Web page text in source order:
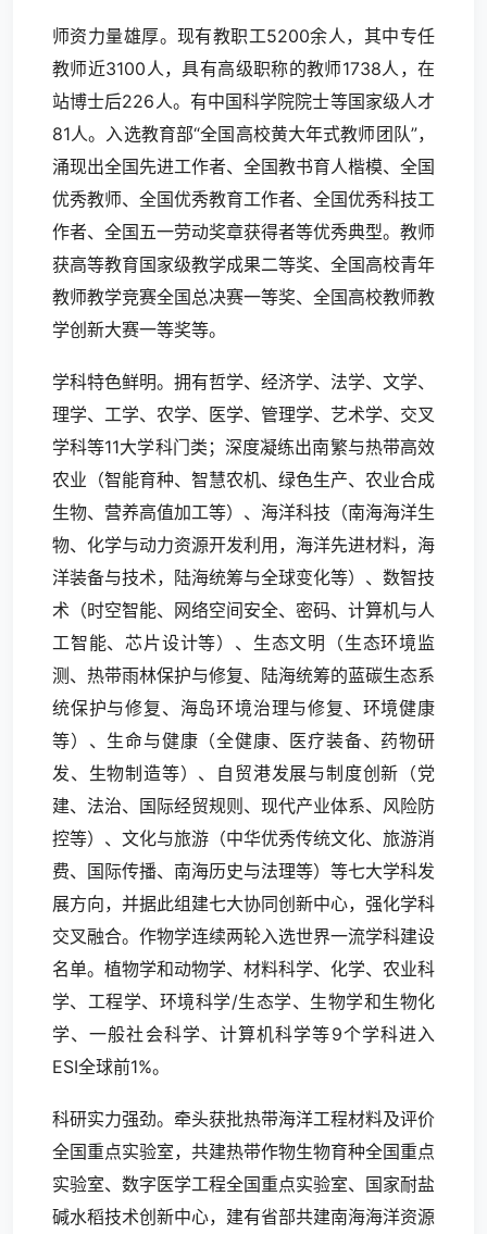
师资力量雄厚。现有教职工5200余人，其中专任
教师近3100人，具有高级职称的教师1738人，在
站博士后226人。有中国科学院院士等国家级人才
81人。入选教育部“全国高校黄大年式教师团队”，
涌现出全国先进工作者、全国教书育人楷模、全国
优秀教师、全国优秀教育工作者、全国优秀科技工
作者、全国五一劳动奖章获得者等优秀典型。教师
获高等教育国家级教学成果二等奖、全国高校青年
教师教学竞赛全国总决赛一等奖、全国高校教师教
学创新大赛一等奖等。
学科特色鲜明。拥有哲学、经济学、法学、文学、
理学、工学、农学、医学、管理学、艺术学、交叉
学科等11大学科门类；深度凝练出南繁与热带高效
农业（智能育种、智慧农机、绿色生产、农业合成
生物、营养高值加工等）、海洋科技（南海海洋生
物、化学与动力资源开发利用，海洋先进材料，海
洋装备与技术，陆海统筹与全球变化等）、数智技
术（时空智能、网络空间安全、密码、计算机与人
工智能、芯片设计等）、生态文明（生态环境监
测、热带雨林保护与修复、陆海统筹的蓝碳生态系
统保护与修复、海岛环境治理与修复、环境健康
等）、生命与健康（全健康、医疗装备、药物研
发、生物制造等）、自贸港发展与制度创新（党
建、法治、国际经贸规则、现代产业体系、风险防
控等）、文化与旅游（中华优秀传统文化、旅游消
费、国际传播、南海历史与法理等）等七大学科发
展方向，并据此组建七大协同创新中心，强化学科
交叉融合。作物学连续两轮入选世界一流学科建设
名单。植物学和动物学、材料科学、化学、农业科
学、工程学、环境科学/生态学、生物学和生物化
学、一般社会科学、计算机科学等9个学科进入
ESI全球前1%。
科研实力强劲。牵头获批热带海洋工程材料及评价
全国重点实验室，共建热带作物生物育种全国重点
实验室、数字医学工程全国重点实验室、国家耐盐
碱水稻技术创新中心，建有省部共建南海海洋资源